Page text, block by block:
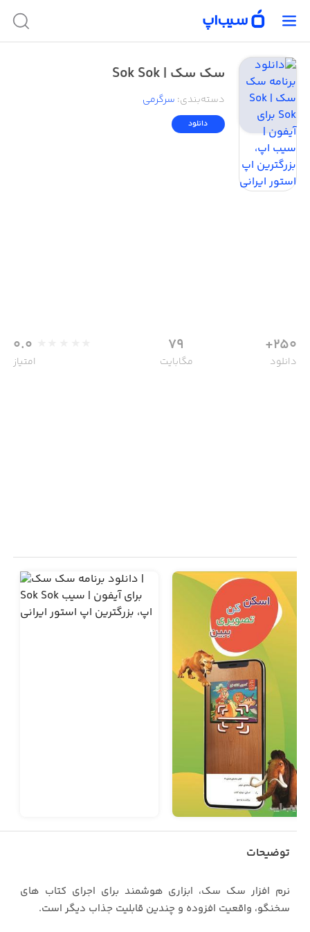
سک سک | Sok Sok
دسته‌بندی: سرگرمی
دانلود
250+
دانلود
79
مگابایت
0.0
امتیاز
توضیحات
نرم افزار سک سک، ابزاری هوشمند برای اجرای کتاب های
سخنگو، واقعیت افزوده و چندین قابلیت جذاب دیگر است.